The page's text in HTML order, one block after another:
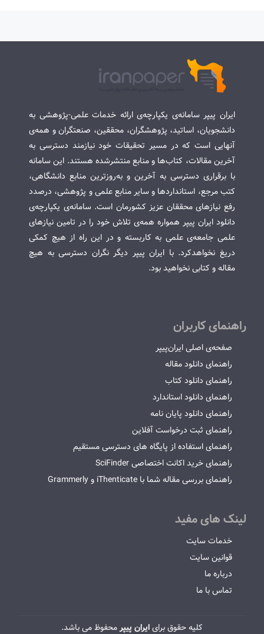
ایران پیپر سامانه‌ی یکپارچه‌ی ارائه خدمات علمی-پژوهشی به
دانشجویان، اساتید، پژوهشگران، محققین، صنعتگران و همه‌ی
آنهایی است که در مسیر تحقیقات خود نیازمند دسترسی به
آخرین مقالات، کتاب‌ها و منابع منتشرشده هستند. این سامانه
با برقراری دسترسی به آخرین و به‌روزترین منابع دانشگاهی،
کتب مرجع، استانداردها و سایر منابع علمی و پژوهشی، درصدد
رفع نیازهای محققان عزیز کشورمان است. سامانه‌ی یکپارچه‌ی
دانلود ایران پیپر همواره همه‌ی تلاش خود را در تامین نیازهای
علمی جامعه‌ی علمی به کاربسته و در این راه از هیچ کمکی
دریغ نخواهدکرد. با ایران پیپر دیگر نگران دسترسی به هیچ
مقاله و کتابی نخواهید بود.
راهنمای کاربران
صفحه‌ی اصلی ایران‌پیپر
راهنمای دانلود مقاله
راهنمای دانلود کتاب
راهنمای دانلود استاندارد
راهنمای دانلود پایان نامه
راهنمای ثبت درخواست آفلاین
راهنمای استفاده از پایگاه های دسترسی مستقیم
راهنمای خرید اکانت اختصاصی SciFinder
راهنمای بررسی مقاله شما با iThenticate و Grammerly
لینک های مفید
خدمات سایت
قوانین سایت
درباره ما
تماس با ما
کلیه حقوق برایایران پیپرمحفوظ می باشد.